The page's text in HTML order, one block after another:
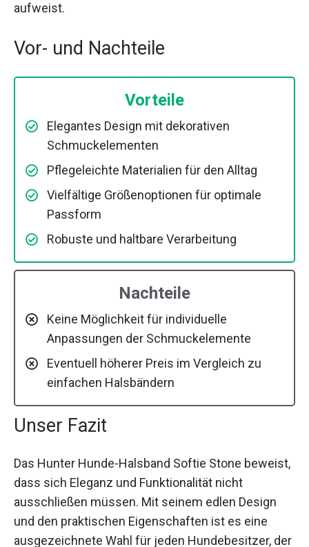
aufweist.
Vor- und Nachteile
Vorteile
Elegantes Design mit dekorativen
Schmuckelementen
Pflegeleichte Materialien für den Alltag
Vielfältige Größenoptionen für optimale
Passform
Robuste und haltbare Verarbeitung
Nachteile
Keine Möglichkeit für individuelle
Anpassungen der Schmuckelemente
Eventuell höherer Preis im Vergleich zu
einfachen Halsbändern
Unser Fazit
Das Hunter Hunde-Halsband Softie Stone beweist,
dass sich Eleganz und Funktionalität nicht
ausschließen müssen. Mit seinem edlen Design
und den praktischen Eigenschaften ist es eine
ausgezeichnete Wahl für jeden Hundebesitzer, der